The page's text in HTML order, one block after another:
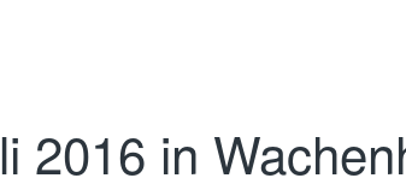
2016 in